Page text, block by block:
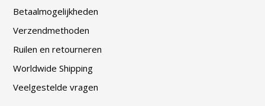
Betaalmogelijkheden
Verzendmethoden
Ruilen en retourneren
Worldwide Shipping
Veelgestelde vragen